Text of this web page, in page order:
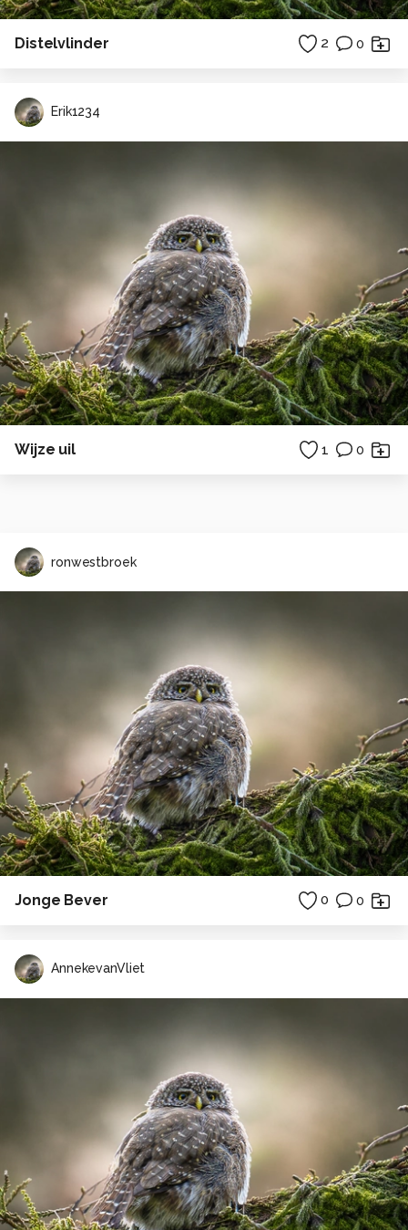
Distelvlinder 2 0
Erik1234
Wijze uil 1 0
ronwestbroek
Jonge Bever 0 0
AnnekevanVliet